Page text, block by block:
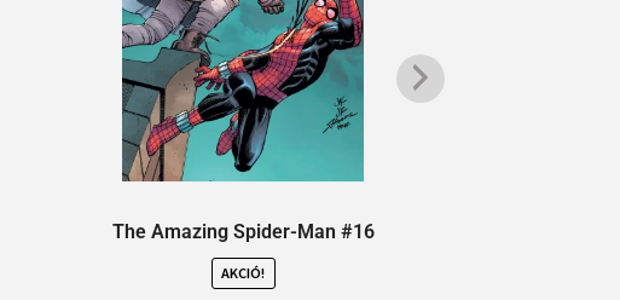
The Amazing Spider-Man #16
AKCIÓ!